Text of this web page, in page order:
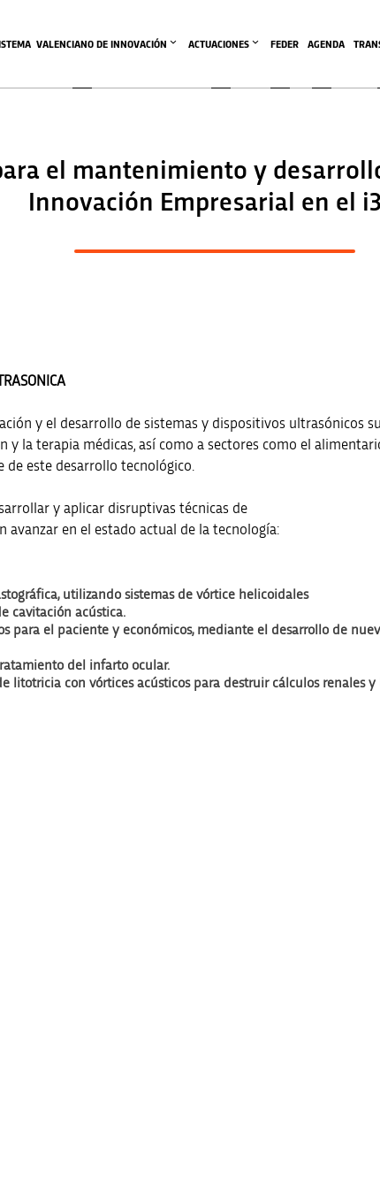
VALENCIANO DE INNOVACIÓN ACTUACIONES FEDER AGENDA
el mantenimiento y
Innovación Empresarial en el
y el desarrollo de sistemas y dispositivos ultrasónicos
y la terapia médicas, así como a sectores como el
este desarrollo tecnológico.
y aplicar disruptivas técnicas de
en el estado actual de la tecnología:
utilizando sistemas de vórtice helicoidales
cavitación acústica.
para el paciente y económicos, mediante el desarrollo de
del infarto ocular.
litotricia con vórtices acústicos para destruir cálculos renales y